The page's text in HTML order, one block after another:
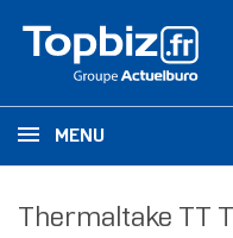
MENU
Thermaltake TT